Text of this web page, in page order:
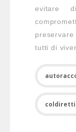
evitare
tutti di
coldiretti